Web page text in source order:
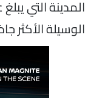
الوسيلة الأكثر